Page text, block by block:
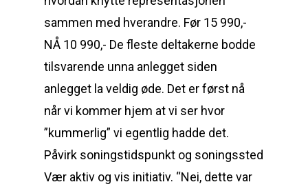
sammen med hverandre. Før 15 990,-
NÅ 10 990,- De fleste deltakerne bodde
tilsvarende unna anlegget siden
anlegget la veldig øde. Det er først nå
når vi kommer hjem at vi ser hvor
”kummerlig” vi egentlig hadde det.
Påvirk soningstidspunkt og soningssted
Vær aktiv og vis initiativ. “Nei, dette var